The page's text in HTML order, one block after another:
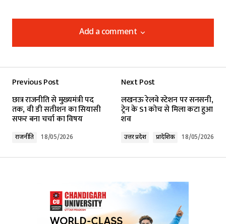
Add a comment
Add a comment
Required fields are marked*
Your Name*
Previous Post
छात्र राजनीति से मुख्यमंत्री पद
तक, वी डी सतीशन का सियासी
सफर बना चर्चा का विषय
राजनीति 18/05/2026
Next Post
लखनऊ रेलवे स्टेशन पर सनसनी,
ट्रेन के S1 कोच से मिला कटा हुआ
शव
उत्तर प्रदेश प्रादेशिक 18/05/2026